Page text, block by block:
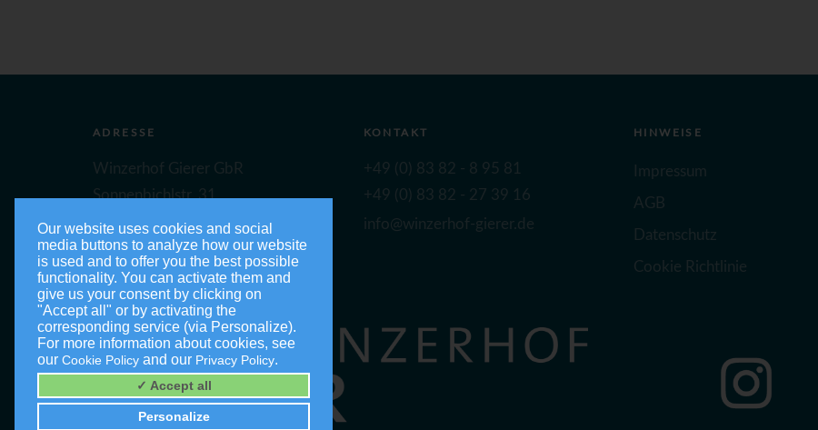
ADRESSE
Winzerhof Gierer GbR
Sonnenbichlstr. 31
88149 Nonnenhorn
KONTAKT
+49 (0) 83 82 - 8 95 81
+49 (0) 83 82 - 27 39 16
info@winzerhof-gierer.de
HINWEISE
Impressum
AGB
Datenschutz
Cookie Richtlinie
Our website uses cookies and social
media buttons to analyze how our website
is used and to offer you the best possible
functionality. You can activate them and
give us your consent by clicking on
"Accept all" or by activating the
corresponding service (via Personalize).
For more information about cookies, see
our Cookie Policy and our Privacy Policy.
✓ Accept all
Personalize